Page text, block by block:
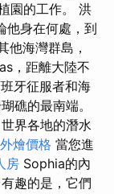
園的工作。 洪
他身在何處，到
他海灣群島，
，距離大陸不
牙征服者和海
礁的最南端。
界各地的潛水
燴價格 當您進
房 Sophia的內
趣的是，它們